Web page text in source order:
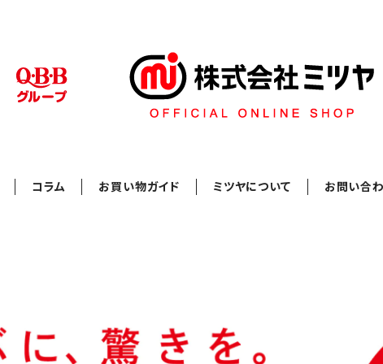
コラム お買い物ガイド ミツヤについて お問い合